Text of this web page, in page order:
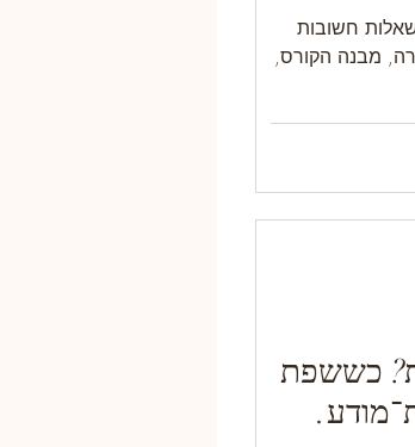
לבחור קורס תטא הילינג שמתאים לך? 15 שאלות חשובות
מבנה הקורס,
כששפת